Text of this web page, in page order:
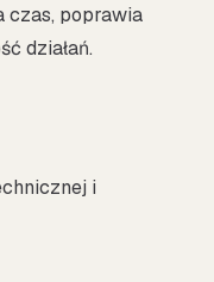
czas, poprawia
działań.
i